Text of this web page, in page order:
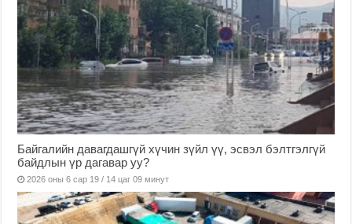
Байгалийн давагдашгүй хүчин зүйл үү, эсвэл бэлтгэлгүй
байдлын үр дагавар уу?
2026 оны 6 сар 19 / 14 цаг 09 минут